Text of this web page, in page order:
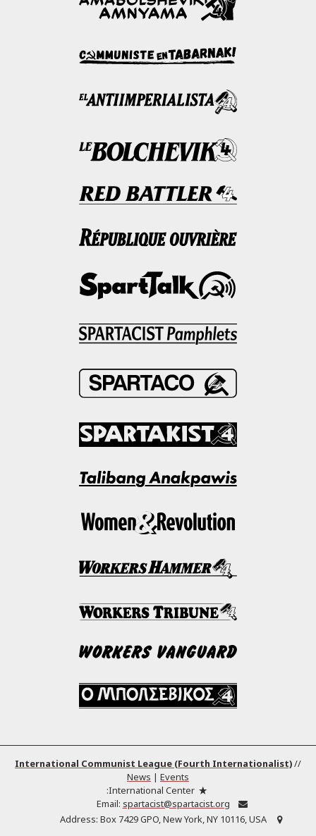
International Communist League (Fourth Internationalist)//
News | Events
Email: spartacist@spartacist.org
Address: Box 7429 GPO, New York, NY 10116, USA